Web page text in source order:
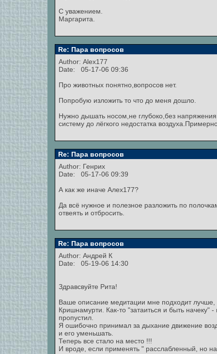
С уважением.
Маргарита.
Re: Пара вопросов
Author: Alex177
Date: 05-17-06 09:36
Про животных понятно,вопросов нет.
Попробую изложить то что до меня дошло.
Нужно дышать носом,не глубоко,без
систему до лёгкого недостатка
Re: Пара вопросов
Author: Генрих
Date: 05-17-06 09:39
А как же иначе Алех177?
Да всё нужное и полезное разложить по
отвеять и отбросить.
Re: Пара вопросов
Author: Андрей К
Date: 05-19-06 14:30
Здравсвуйте Рита!
Ваше описание медитации мне подходит
Кришнамурти. Как-то "затаиться и быть
пропустил.
Я ошибочно принимал за дыхание движение
и его уменьшать.
Теперь все стало на место !!!
И вроде, если применять " расслабленный, но